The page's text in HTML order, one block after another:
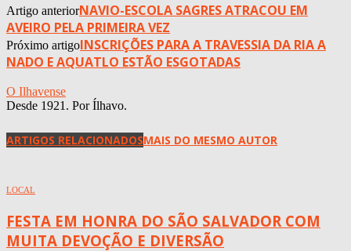
Artigo anteriorNAVIO-ESCOLA SAGRES ATRACOU EM
AVEIRO PELA PRIMEIRA VEZ
Próximo artigoINSCRIÇÕES PARA A TRAVESSIA DA RIA A
NADO E AQUATLO ESTÃO ESGOTADAS
O Ilhavense
Desde 1921. Por Ílhavo.
ARTIGOS RELACIONADOSMAIS DO MESMO AUTOR
LOCAL
FESTA EM HONRA DO SÃO SALVADOR COM
MUITA DEVOÇÃO E DIVERSÃO